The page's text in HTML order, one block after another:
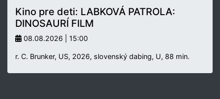
Kino pre deti: LABKOVÁ PATROLA:
DINOSAURÍ FILM
08.08.2026 | 15:00
r. C. Brunker, US, 2026, slovenský dabing, U, 88 min.